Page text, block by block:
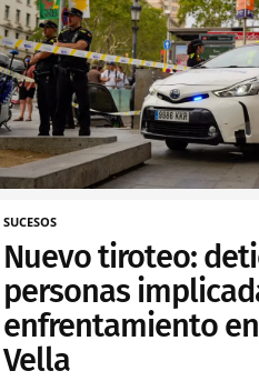
SUCESOS
Nuevo tiroteo:
personas
enfrentamiento
Vella